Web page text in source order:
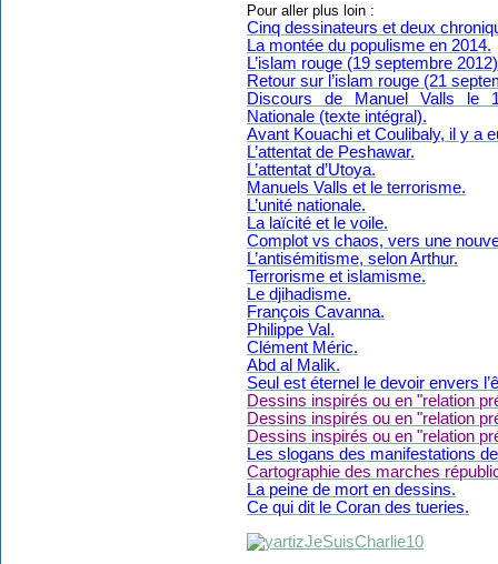
Pour aller plus loin :
Cinq dessinateurs et deux
La montée du populisme en 2014.
L’islam rouge (19 septembre
Retour sur l’islam rouge (21
Discours de Manuel Valls le
Nationale (texte intégral).
Avant Kouachi et Coulibaly, il y a
L’attentat de Peshawar.
L’attentat d’Utoya.
Manuels Valls et le terrorisme.
L’unité nationale.
La laïcité et le voile.
Complot vs chaos, vers une
L’antisémitisme, selon Arthur.
Terrorisme et islamisme.
Le djihadisme.
François Cavanna.
Philippe Val.
Clément Méric.
Abd al Malik.
Seul est éternel le devoir envers
Dessins inspirés ou en "relation
Dessins inspirés ou en "relation
Dessins inspirés ou en "relation
Les slogans des manifestations
Cartographie des marches
La peine de mort en dessins.
Ce qui dit le Coran des tueries.